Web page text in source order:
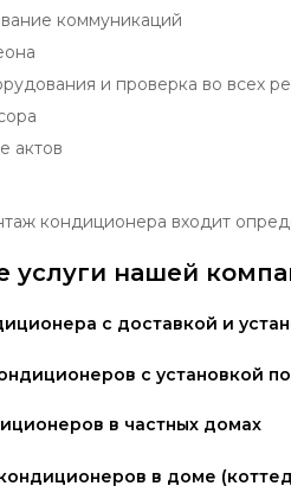
коммуникаций
и проверка во всех
актов
кондиционера входит
услуги нашей
с доставкой и
в частных домах